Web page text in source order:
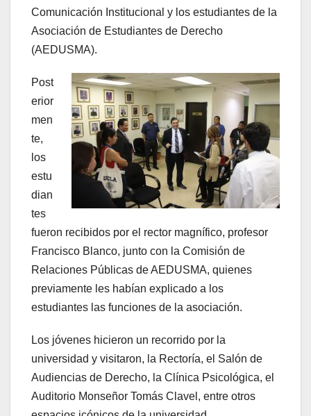
Comunicación Institucional y los estudiantes de la
Asociación de Estudiantes de Derecho
(AEDUSMA).
Post
erior
men
te,
los
estu
dian
tes
fueron recibidos por el rector magnífico, profesor
Francisco Blanco, junto con la Comisión de
Relaciones Públicas de AEDUSMA, quienes
previamente les habían explicado a los
estudiantes las funciones de la asociación.
Los jóvenes hicieron un recorrido por la
universidad y visitaron, la Rectoría, el Salón de
Audiencias de Derecho, la Clínica Psicológica, el
Auditorio Monseñor Tomás Clavel, entre otros